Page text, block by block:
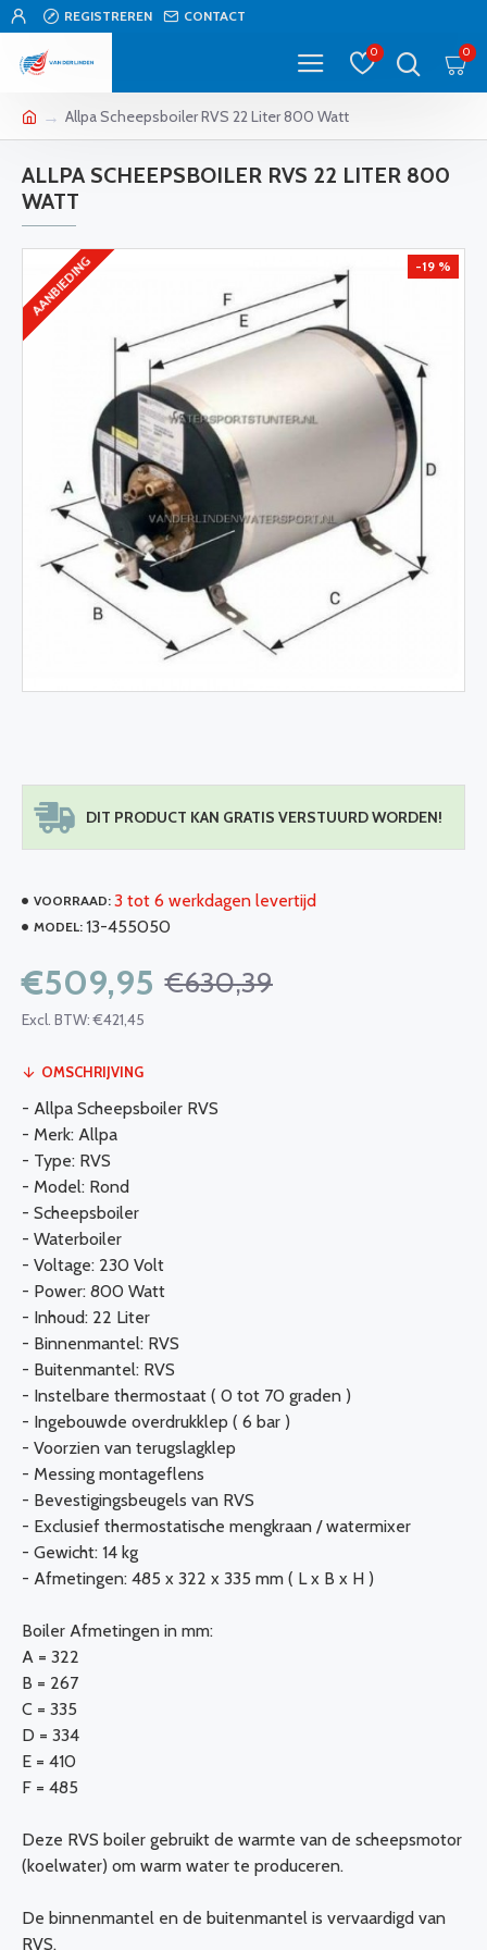
REGISTREREN CONTACT
0 0
Allpa Scheepsboiler RVS 22 Liter 800 Watt
ALLPA SCHEEPSBOILER RVS 22 LITER 800
WATT
AANBIEDING -19 %
DIT PRODUCT KAN GRATIS VERSTUURD WORDEN!
VOORRAAD: 3 tot 6 werkdagen levertijd
MODEL: 13-455050
€509,95 €630,39
Excl. BTW: €421,45
OMSCHRIJVING
- Allpa Scheepsboiler RVS
- Merk: Allpa
- Type: RVS
- Model: Rond
- Scheepsboiler
- Waterboiler
- Voltage: 230 Volt
- Power: 800 Watt
- Inhoud: 22 Liter
- Binnenmantel: RVS
- Buitenmantel: RVS
- Instelbare thermostaat ( 0 tot 70 graden )
- Ingebouwde overdrukklep ( 6 bar )
- Voorzien van terugslagklep
- Messing montageflens
- Bevestigingsbeugels van RVS
- Exclusief thermostatische mengkraan / watermixer
- Gewicht: 14 kg
- Afmetingen: 485 x 322 x 335 mm ( L x B x H )
Boiler Afmetingen in mm:
A = 322
B = 267
C = 335
D = 334
E = 410
F = 485
Deze RVS boiler gebruikt de warmte van de scheepsmotor
(koelwater) om warm water te produceren.
De binnenmantel en de buitenmantel is vervaardigd van
RVS.